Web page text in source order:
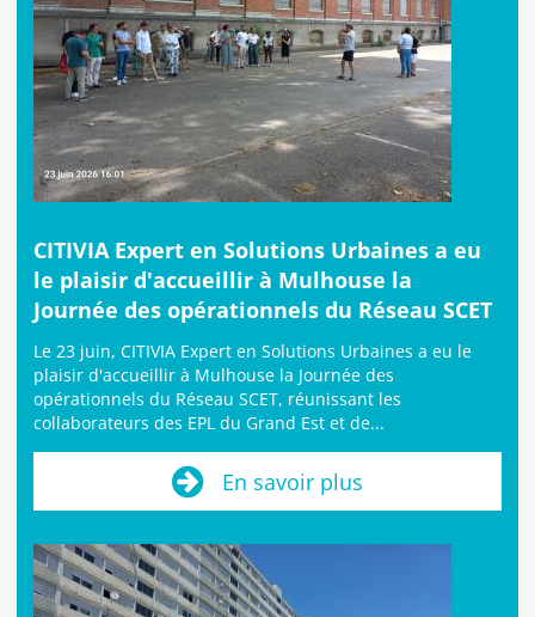
CITIVIA Expert en Solutions Urbaines a eu
le plaisir d'accueillir à Mulhouse la
Journée des opérationnels du Réseau SCET
Le 23 juin, CITIVIA Expert en Solutions Urbaines a eu le
plaisir d'accueillir à Mulhouse la Journée des
opérationnels du Réseau SCET, réunissant les
collaborateurs des EPL du Grand Est et de...
En savoir plus